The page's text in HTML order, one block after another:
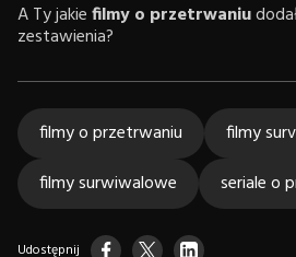
A Ty jakiefilmy o przetrwaniu
zestawienia?
filmy o przetrwaniu
filmy
filmy surwiwalowe
seriale o
Udostępnij